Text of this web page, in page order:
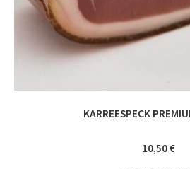
KARREESPECK
10,50€